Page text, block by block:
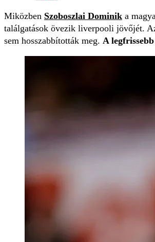
Miközben Szoboszlai Dominik a
találgatások övezik liverpooli jövőjét.
sem hosszabbították meg. A